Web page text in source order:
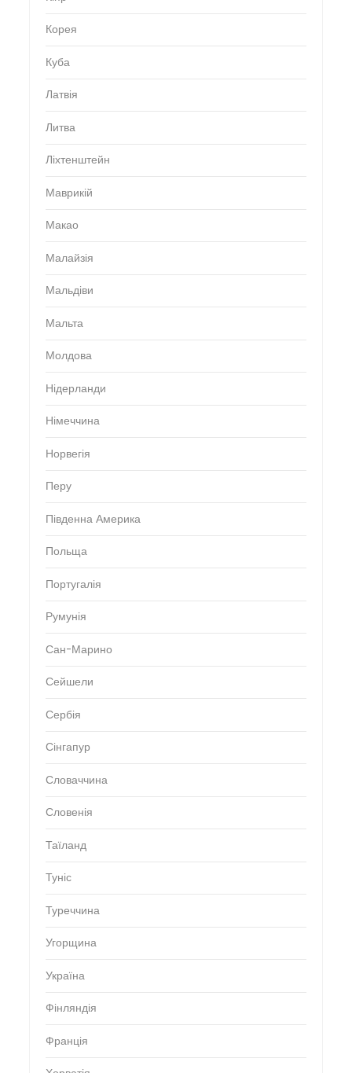
Корея
Куба
Латвія
Литва
Ліхтенштейн
Маврикій
Макао
Малайзія
Мальдіви
Мальта
Молдова
Нідерланди
Німеччина
Норвегія
Перу
Південна Америка
Польща
Португалія
Румунія
Сан-Марино
Сейшели
Сербія
Сінгапур
Словаччина
Словенія
Таїланд
Туніс
Туреччина
Угорщина
Україна
Фінляндія
Франція